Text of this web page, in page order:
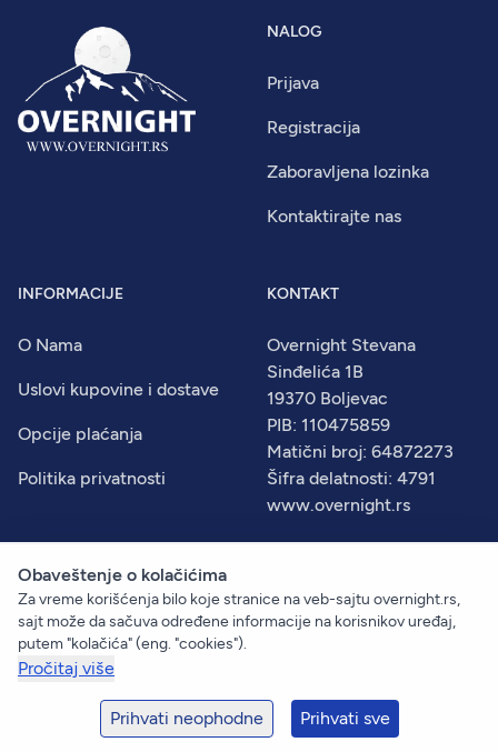
NALOG
Prijava
Registracija
Zaboravljena lozinka
Kontaktirajte nas
INFORMACIJE
O Nama
Uslovi kupovine i dostave
Opcije plaćanja
Politika privatnosti
KONTAKT
Overnight Stevana
Sinđelića 1B
19370 Boljevac
PIB: 110475859
Matični broj: 64872273
Šifra delatnosti: 4791
www.overnight.rs
© 2026Overnight. Sva prava zadržana.
Created by:Dejan Vukelić
+381 60 633 09 00 prodaja@overnight.rs
Obaveštenje o kolačićima
Za vreme korišćenja bilo koje stranice na veb-sajtu overnight.rs,
sajt može da sačuva određene informacije na korisnikov uređaj,
putem "kolačića" (eng. "cookies").
Pročitaj više
Prihvati neophodne Prihvati sve